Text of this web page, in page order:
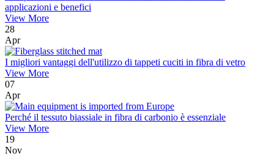
applicazioni e benefici
View More
28
Apr
I migliori vantaggi dell'utilizzo di tappeti cuciti in fibra di vetro
View More
07
Apr
Perché il tessuto biassiale in fibra di carbonio è essenziale
View More
19
Nov